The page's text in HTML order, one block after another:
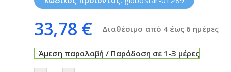
33,78 € Διαθέσιμο από 4 έως 6 ημέρες
Άμεση παραλαβή / Παράδοση σε 1-3 μέρες